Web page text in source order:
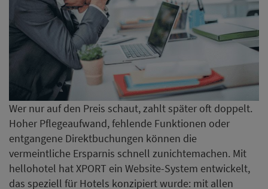
Wer nur auf den Preis schaut, zahlt später oft doppelt.
Hoher Pflegeaufwand, fehlende Funktionen oder
entgangene Direktbuchungen können die
vermeintliche Ersparnis schnell zunichtemachen. Mit
hellohotel hat XPORT ein Website-System entwickelt,
das speziell für Hotels konzipiert wurde: mit allen